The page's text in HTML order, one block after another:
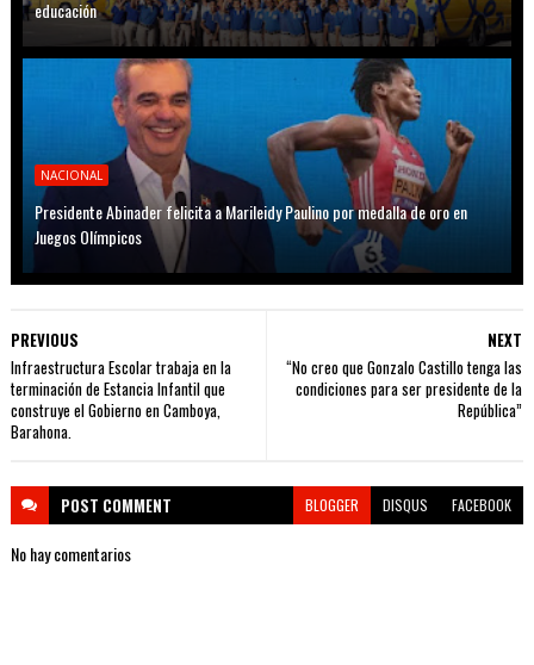
educación
NACIONAL
Presidente Abinader felicita a Marileidy Paulino por medalla de oro en
Juegos Olímpicos
NEXT
“No creo que Gonzalo Castillo tenga las
condiciones para ser presidente de la
República”
PREVIOUS
Infraestructura Escolar trabaja en la
terminación de Estancia Infantil que
construye el Gobierno en Camboya,
Barahona.
POST COMMENT BLOGGER DISQUS FACEBOOK
No hay comentarios